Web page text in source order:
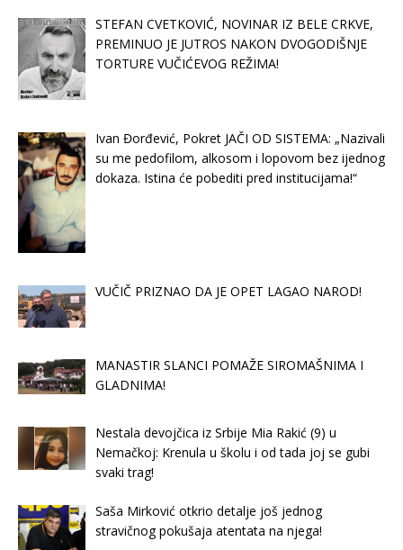
STEFAN CVETKOVIĆ, NOVINAR IZ BELE CRKVE,
PREMINUO JE JUTROS NAKON DVOGODIŠNJE
TORTURE VUČIĆEVOG REŽIMA!
Ivan Đorđević, Pokret JAČI OD SISTEMA: „Nazivali
su me pedofilom, alkosom i lopovom bez ijednog
dokaza. Istina će pobediti pred institucijama!“
VUČIČ PRIZNAO DA JE OPET LAGAO NAROD!
MANASTIR SLANCI POMAŽE SIROMAŠNIMA I
GLADNIMA!
Nestala devojčica iz Srbije Mia Rakić (9) u
Nemačkoj: Krenula u školu i od tada joj se gubi
svaki trag!
Saša Mirković otkrio detalje još jednog
stravičnog pokušaja atentata na njega!